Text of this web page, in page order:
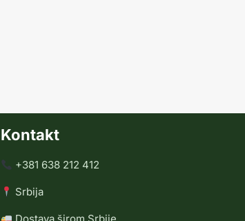
Kontakt
+381 638 212 412
Srbija